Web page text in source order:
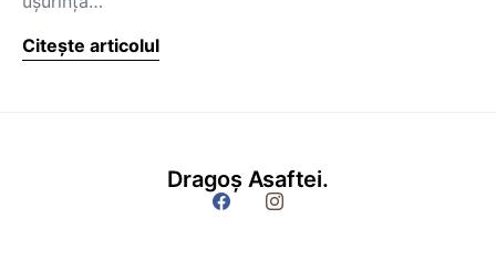
Citește articolul
Dragoș Asaftei.